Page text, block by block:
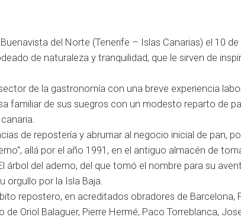
del Norte (Tenerife – Islas Canarias) el 10
de naturaleza y tranquilidad, que le sirven de
de la gastronomía con una breve experiencia
familiar de sus suegros con un modesto reparto de
de repostería y abrumar al negocio inicial de pan,
allá por el año 1991, en el antiguo almacén de
del aderno, del que tomó el nombre para su
orgullo por la Isla Baja.
repostero, en acreditados obradores de Barcelona,
Oriol Balaguer, Pierre Hermé, Paco Torreblanca,